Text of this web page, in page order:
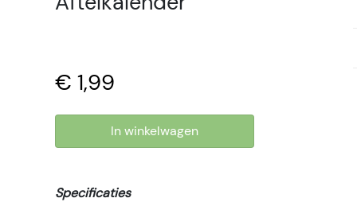
€ 1,99
In winkelwagen
Specificaties